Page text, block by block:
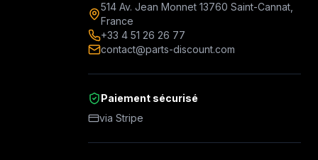
514 Av. Jean Monnet 13760 Saint-Cannat,
France
+33 4 51 26 26 77
contact@parts-discount.com
Paiement sécurisé
via Stripe